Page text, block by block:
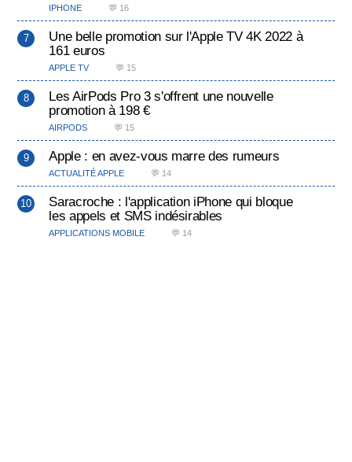
IPHONE 💬 16
Une belle promotion sur l'Apple TV 4K 2022 à
161 euros
APPLE TV 💬 15
Les AirPods Pro 3 s'offrent une nouvelle
promotion à 198 €
AIRPODS 💬 15
Apple : en avez-vous marre des rumeurs
ACTUALITÉ APPLE 💬 14
Saracroche : l'application iPhone qui bloque
les appels et SMS indésirables
APPLICATIONS MOBILE 💬 14